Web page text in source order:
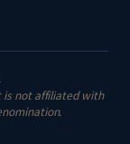
is not affiliated with